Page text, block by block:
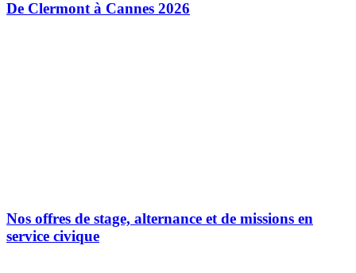
De Clermont à Cannes 2026
Nos offres de stage, alternance et de missions en
service civique